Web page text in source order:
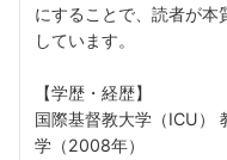
にすることで、読者が本
しています。
【学歴・経歴】
国際基督教大学（ICU）
学（2008年）